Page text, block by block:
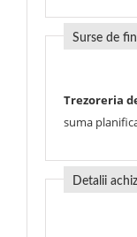
Surse de
Trezoreria
suma
Detalii